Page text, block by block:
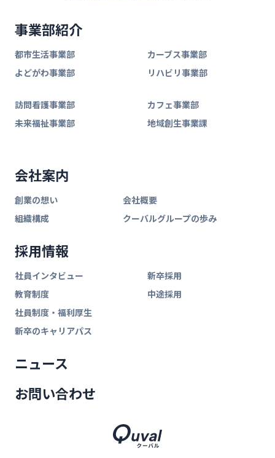
事業部紹介
都市生活事業部
よどがわ事業部
カーブス事業部
リハビリ事業部
訪問看護事業部
未来福祉事業部
カフェ事業部
地域創生事業課
会社案内
創業の想い
会社概要
組織構成
クーバルグループの歩み
採用情報
社員インタビュー
教育制度
社員制度・福利厚生
新卒のキャリアパス
新卒採用
中途採用
ニュース
お問い合わせ